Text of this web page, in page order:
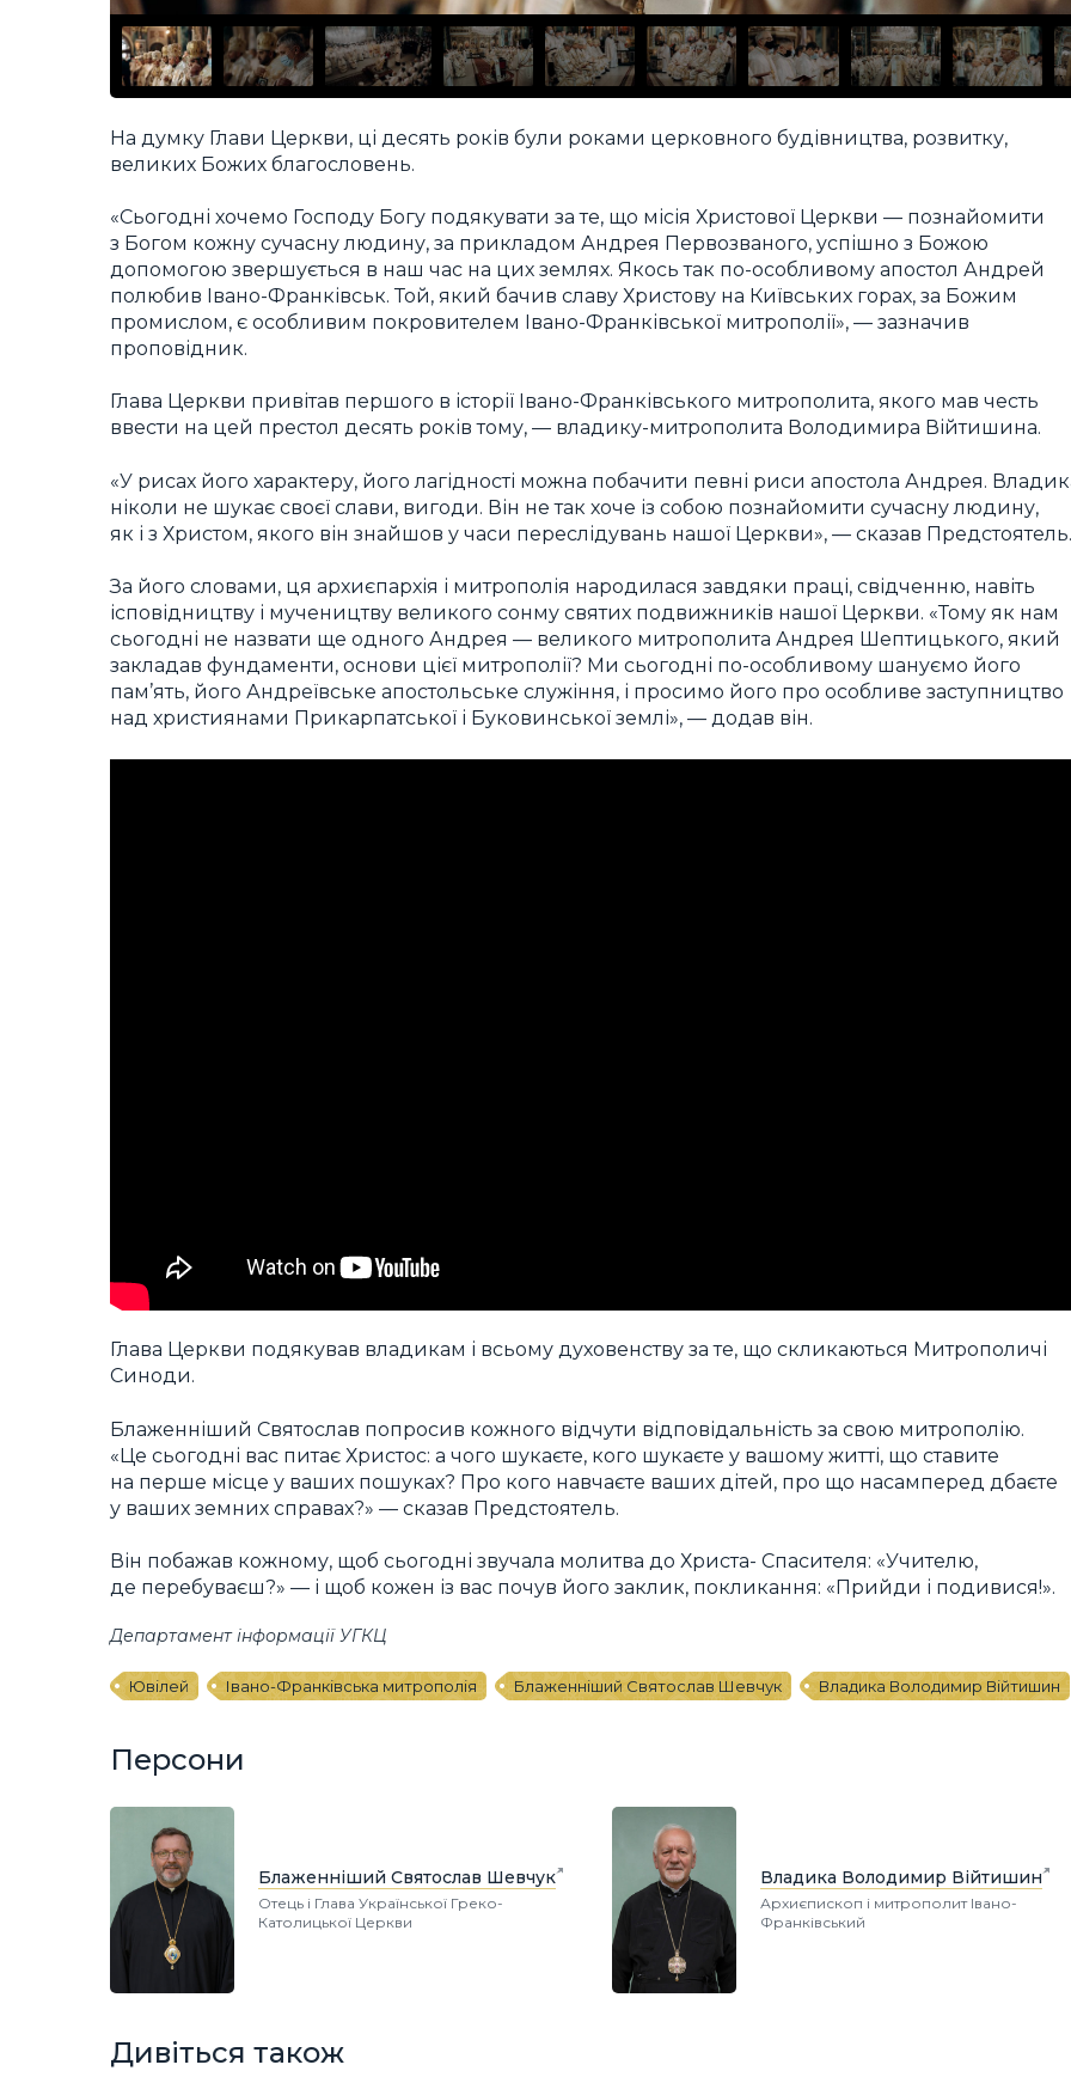
На думку Глави Церкви, ці десять років були роками церковного будівництва, розвитку,
великих Божих благословень.
«Сьогодні хочемо Господу Богу подякувати за те, що місія Христової Церкви — познайомити
з Богом кожну сучасну людину, за прикладом Андрея Первозваного, успішно з Божою
допомогою звершується в наш час на цих землях. Якось так по-особливому апостол Андрей
полюбив Івано-Франківськ. Той, який бачив славу Христову на Київських горах, за Божим
промислом, є особливим покровителем Івано-Франківської митрополії», — зазначив
проповідник.
Глава Церкви привітав першого в історії Івано-Франківського митрополита, якого мав честь
ввести на цей престол десять років тому, — владику-митрополита Володимира Війтишина.
«У рисах його характеру, його лагідності можна побачити певні риси апостола Андрея.
ніколи не шукає своєї слави, вигоди. Він не так хоче із собою познайомити сучасну людину,
як і з Христом, якого він знайшов у часи переслідувань нашої Церкви», — сказав Предстоятель.
За його словами, ця архиєпархія і митрополія народилася завдяки праці, свідченню, навіть
ісповідництву і мучеництву великого сонму святих подвижників нашої Церкви. «Тому як нам
сьогодні не назвати ще одного Андрея — великого митрополита Андрея Шептицького, який
закладав фундаменти, основи цієї митрополії? Ми сьогодні по-особливому шануємо його
пам’ять, його Андреївське апостольське служіння, і просимо його про особливе заступництво
над християнами Прикарпатської і Буковинської землі», — додав він.
Глава Церкви подякував владикам і всьому духовенству за те, що скликаються Митрополичі
Синоди.
Блаженніший Святослав попросив кожного відчути відповідальність за свою митрополію.
«Це сьогодні вас питає Христос: а чого шукаєте, кого шукаєте у вашому житті, що ставите
на перше місце у ваших пошуках? Про кого навчаєте ваших дітей, про що насамперед дбаєте
у ваших земних справах?» — сказав Предстоятель.
Він побажав кожному, щоб сьогодні звучала молитва до Христа- Спасителя: «Учителю,
де перебуваєш?» — і щоб кожен із вас почув його заклик, покликання: «Прийди і подивися!».
Департамент інформації УГКЦ
Ювілей Івано-Франківська митрополія Блаженніший Святослав Шевчук Владика Володимир Війтишин
Персони
Блаженніший Святослав Шевчук
Отець і Глава Української Греко-
Католицької Церкви
Владика Володимир Війтишин
Архиєпископ і митрополит Івано-
Франківський
Дивіться також